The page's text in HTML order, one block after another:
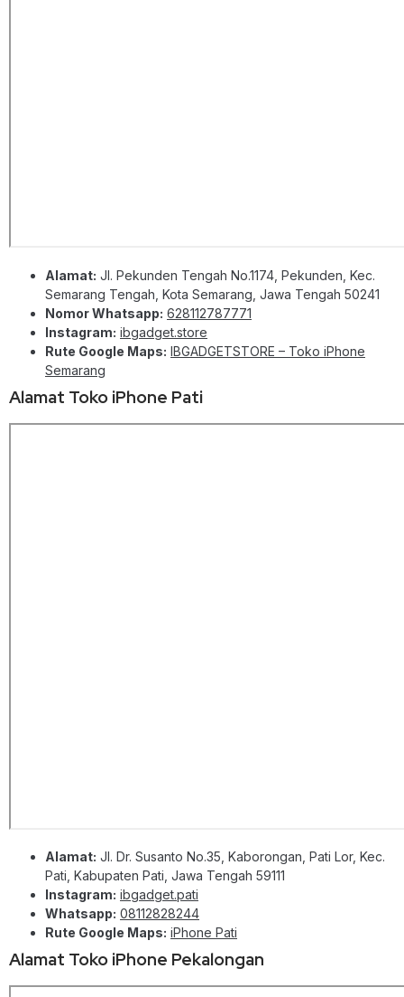
Alamat: Jl. Pekunden Tengah No.1174, Pekunden, Kec.
Semarang Tengah, Kota Semarang, Jawa Tengah 50241
Nomor Whatsapp: 628112787771
Instagram: ibgadget.store
Rute Google Maps: IBGADGETSTORE – Toko iPhone
Semarang
Alamat Toko iPhone Pati
Alamat: Jl. Dr. Susanto No.35, Kaborongan, Pati Lor, Kec.
Pati, Kabupaten Pati, Jawa Tengah 59111
Instagram: ibgadget.pati
Whatsapp: 08112828244
Rute Google Maps: iPhone Pati
Alamat Toko iPhone Pekalongan